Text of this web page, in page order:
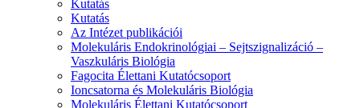
Kutatás
Kutatás
Az Intézet publikációi
Molekuláris Endokrinológiai – Sejtszignalizáció –
Vaszkuláris Biológia
Fagocita Élettani Kutatócsoport
Ioncsatorna és Molekuláris Biológia
Molekuláris Élettani Kutatócsoport